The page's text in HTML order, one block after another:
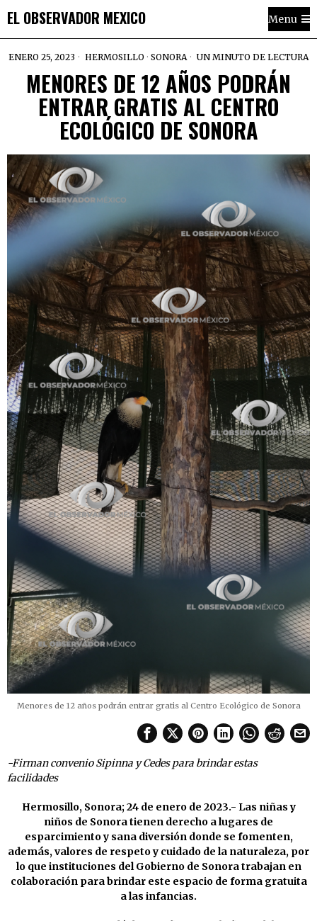
EL OBSERVADOR MEXICO Menu
ENERO 25, 2023 HERMOSILLO · SONORA UN MINUTO DE LECTURA
MENORES DE 12 AÑOS PODRÁN
ENTRAR GRATIS AL CENTRO
ECOLÓGICO DE SONORA
Menores de 12 años podrán entrar gratis al Centro Ecológico de Sonora
-Firman convenio Sipinna y Cedes para brindar estas
facilidades
Hermosillo, Sonora; 24 de enero de 2023.- Las niñas y
niños de Sonora tienen derecho a lugares de
esparcimiento y sana diversión donde se fomenten,
además, valores de respeto y cuidado de la naturaleza, por
lo que instituciones del Gobierno de Sonora trabajan en
colaboración para brindar este espacio de forma gratuita
a las infancias.